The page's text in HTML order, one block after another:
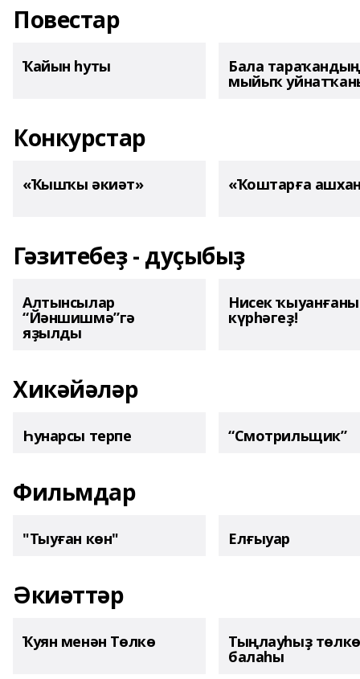
Повестар
Ҡайын һуты Бала тараҡандың
мыйыҡ
Конкурстар
«Ҡышҡы әкиәт» «Ҡоштарға
Гәзитебеҙ - дуҫыбыҙ
Алтынсылар
“Йәншишмә”гә
яҙылды
Нисек
күрһәгеҙ!
Хикәйәләр
Һунарсы терпе “Смотрильщик”
Фильмдар
"Тыуған көн" Елғыуар
Әкиәттәр
Ҡуян менән Төлкө Тыңлауһыҙ төлкө
балаһы